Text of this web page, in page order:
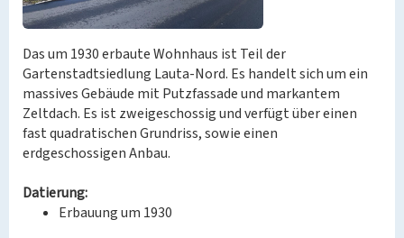
Das um 1930 erbaute Wohnhaus ist Teil der
Gartenstadtsiedlung Lauta-Nord. Es handelt sich um ein
massives Gebäude mit Putzfassade und markantem
Zeltdach. Es ist zweigeschossig und verfügt über einen
fast quadratischen Grundriss, sowie einen
erdgeschossigen Anbau.
Datierung:
Erbauung um 1930